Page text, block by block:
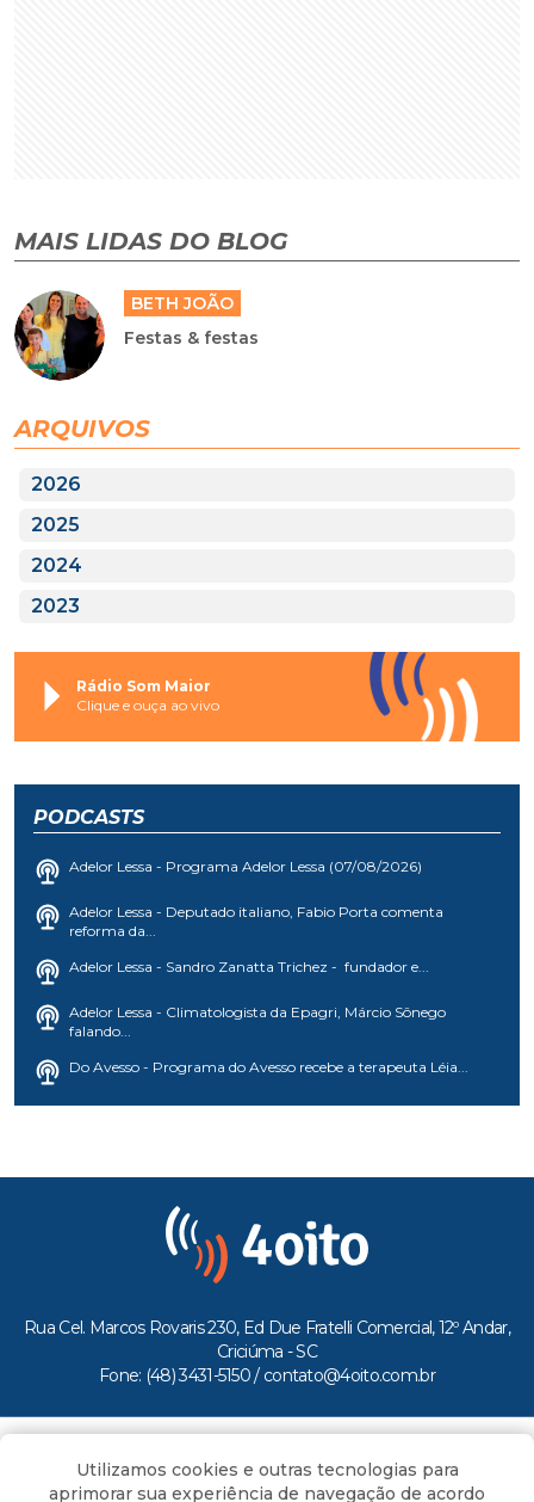
MAIS LIDAS DO BLOG
BETH JOÃO
Festas & festas
ARQUIVOS
2026
2025
2024
2023
Rádio Som Maior
Clique e ouça ao vivo
PODCASTS
Adelor Lessa - Programa Adelor Lessa (07/08/2026)
Adelor Lessa - Deputado italiano, Fabio Porta comenta
reforma da...
Adelor Lessa - Sandro Zanatta Trichez - fundador e...
Adelor Lessa - Climatologista da Epagri, Márcio Sônego
falando...
Do Avesso - Programa do Avesso recebe a terapeuta Léia...
Rua Cel. Marcos Rovaris 230, Ed Due Fratelli Comercial, 12º Andar,
Criciúma - SC
Fone: (48) 3431-5150 / contato@4oito.com.br
Todos os direitos reservados ao Portal 4oito
Utilizamos cookies e outras tecnologias para
aprimorar sua experiência de navegação de acordo